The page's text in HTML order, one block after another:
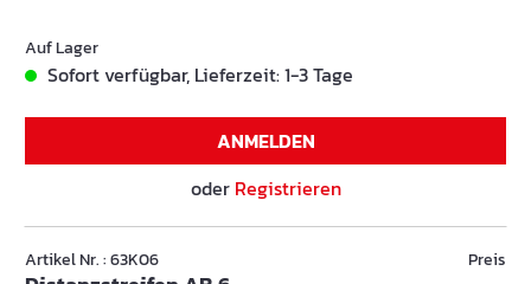
Auf Lager
Sofort verfügbar, Lieferzeit: 1-3 Tage
ANMELDEN
oder Registrieren
Artikel Nr. : 63K06 Preis